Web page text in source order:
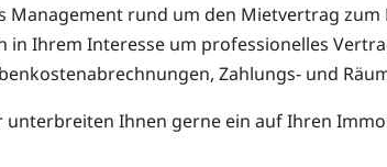
Management rund um den Mietvertrag
in Ihrem Interesse um professionelles
Zahlungs- und
unterbreiten Ihnen gerne ein auf Ihren